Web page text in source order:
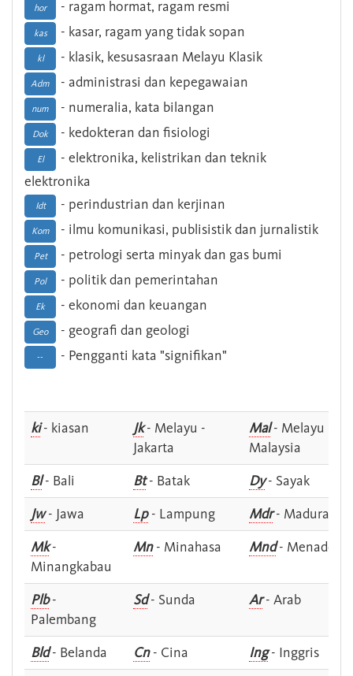
hor - ragam hormat, ragam resmi
kas - kasar, ragam yang tidak sopan
kl - klasik, kesusasraan Melayu Klasik
Adm - administrasi dan kepegawaian
num - numeralia, kata bilangan
Dok - kedokteran dan fisiologi
El
- elektronika, kelistrikan dan teknik
elektronika
Idt - perindustrian dan kerjinan
Kom - ilmu komunikasi, publisistik dan jurnalistik
Pet - petrologi serta minyak dan gas bumi
Pol - politik dan pemerintahan
Ek - ekonomi dan keuangan
Geo - geografi dan geologi
-- - Pengganti kata "signifikan"
ki- kiasan Jk- Melayu -
Jakarta
Mal- Melayu -
Malaysia
Bl- Bali Bt- Batak Dy- Sayak
Jw- Jawa Lp- Lampung Mdr- Madura
Mk-
Minangkabau
Mn- Minahasa Mnd- Menado
Plb-
Palembang
Sd- Sunda Ar- Arab
Bld- Belanda Cn- Cina Ing- Inggris